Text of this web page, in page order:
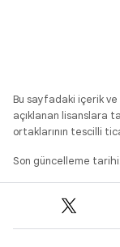
Bu sayfadaki içerik
açıklanan lisanslara
ortaklarının tescilli
Son güncelleme